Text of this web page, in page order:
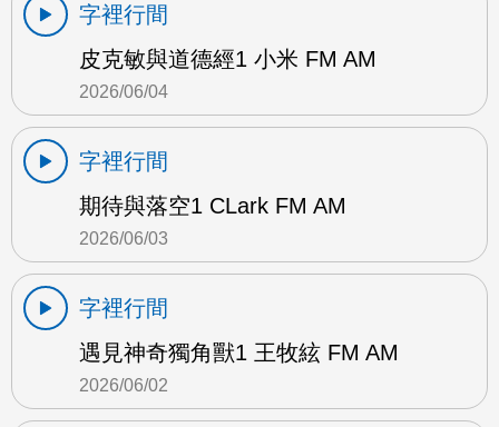
字裡行間
皮克敏與道德經1 小米 FM AM
2026/06/04
字裡行間
期待與落空1 CLark FM AM
2026/06/03
字裡行間
遇見神奇獨角獸1 王牧絃 FM AM
2026/06/02